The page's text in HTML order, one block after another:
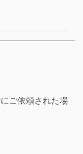
ご依頼された場